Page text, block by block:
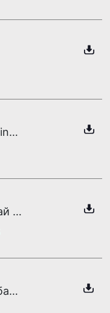
Metal Heart /Minayu/
Зургаан утастай банзан гитар /2-р бадаг/
Ханийн хайр /бадаг/